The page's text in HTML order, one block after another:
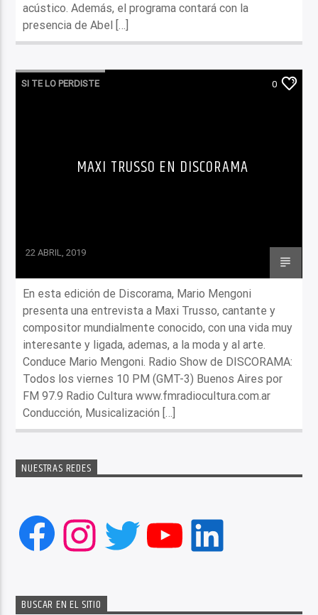
acústico. Además, el programa contará con la
presencia de Abel […]
SI TE LO PERDISTE 0
MAXI TRUSSO EN DISCORAMA
22 ABRIL, 2019
En esta edición de Discorama, Mario Mengoni
presenta una entrevista a Maxi Trusso, cantante y
compositor mundialmente conocido, con una vida muy
interesante y ligada, ademas, a la moda y al arte.
Conduce Mario Mengoni. Radio Show de DISCORAMA:
Todos los viernes 10 PM (GMT-3) Buenos Aires por
FM 97.9 Radio Cultura www.fmradiocultura.com.ar
Conducción, Musicalización […]
NUESTRAS REDES
Facebook
Instagram
Twitter
YouTube
LinkedIn
BUSCAR EN EL SITIO